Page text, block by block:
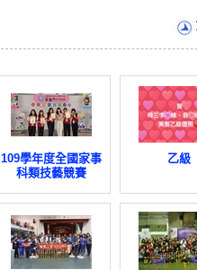
109學年度全國家事
科類技藝競賽
乙級